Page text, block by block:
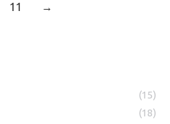
11 →
(15)
(18)